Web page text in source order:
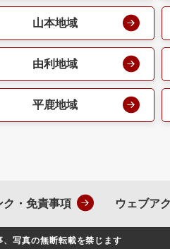
山本地域
由利地域
平鹿地域
ク・免責事項 ウェブア
写真の無断転載を禁じます